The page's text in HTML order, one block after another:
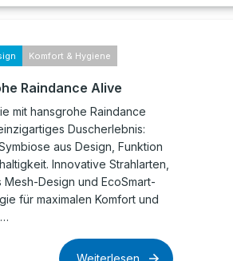
Komfort & Hygiene
Raindance Alive
mit hansgrohe Raindance
Duscherlebnis:
aus Design, Funktion
Innovative Strahlarten,
Mesh-Design und EcoSmart-
für maximalen Komfort und
Weiterlesen